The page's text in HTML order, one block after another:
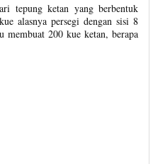
tepung ketan yang berbentuk
alasnya persegi dengan sisi 8
200 kue ketan, berapa